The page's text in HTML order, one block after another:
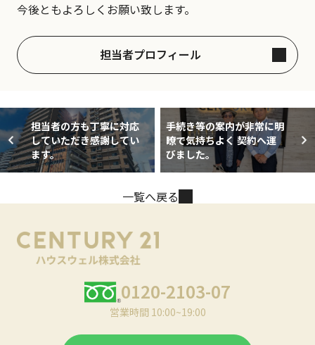
今後ともよろしくお願い致します。
担当者プロフィール
担当者の方も丁寧に対応
していただき感謝してい
ます。
手続き等の案内が非常に明
瞭で気持ちよく 契約へ運
びました。
一覧へ戻る
0120-2103-07
営業時間 10:00~19:00